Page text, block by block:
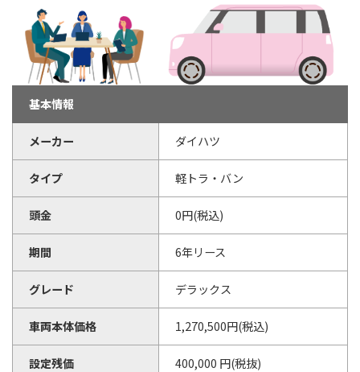
基本情報
メーカー ダイハツ
タイプ 軽トラ・バン
頭金 0円(税込)
期間 6年リース
グレード デラックス
車両本体価格 1,270,500円(税込)
設定残価 400,000 円(税抜)